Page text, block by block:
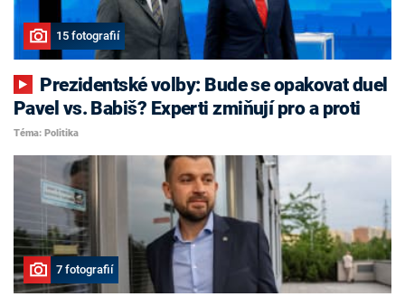
15 fotografií
Pavel vs. Babiš? Experti zmiňují pro a proti
Téma: Politika
7 fotografií